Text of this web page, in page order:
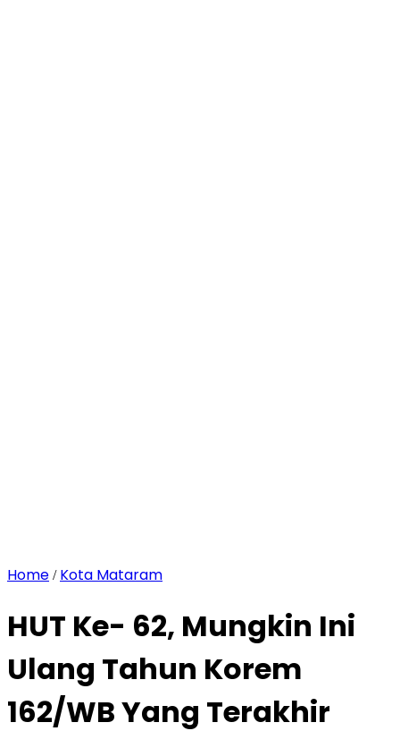
Home / Kota Mataram
HUT Ke- 62, Mungkin Ini
Ulang Tahun Korem
162/WB Yang Terakhir